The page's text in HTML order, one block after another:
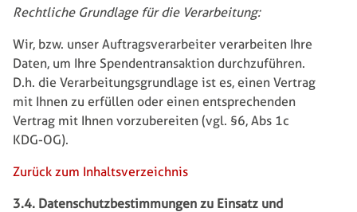
Rechtliche Grundlage für die Verarbeitung:
Wir, bzw. unser Auftragsverarbeiter verarbeiten Ihre
Daten, um Ihre Spendentransaktion durchzuführen.
D.h. die Verarbeitungsgrundlage ist es, einen Vertrag
mit Ihnen zu erfüllen oder einen entsprechenden
Vertrag mit Ihnen vorzubereiten (vgl. §6, Abs 1c
KDG-OG).
Zurück zum Inhaltsverzeichnis
3.4. Datenschutzbestimmungen zu Einsatz und